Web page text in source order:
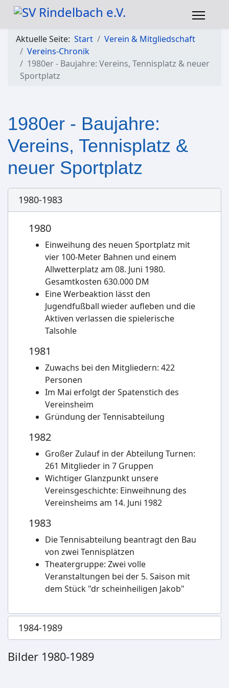
Aktuelle Seite: Start
Verein & Mitgliedschaft
Vereins-Chronik
1980er - Baujahre: Vereins, Tennisplatz & neuer
Sportplatz
1980er - Baujahre:
Vereins, Tennisplatz &
neuer Sportplatz
1980-1983
1980
Einweihung des neuen Sportplatz mit
vier 100-Meter Bahnen und einem
Allwetterplatz am 08. Juni 1980.
Gesamtkosten 630.000 DM
Eine Werbeaktion lässt den
Jugendfußball wieder aufleben und die
Aktiven verlassen die spielerische
Talsohle
1981
Zuwachs bei den Mitgliedern: 422
Personen
Im Mai erfolgt der Spatenstich des
Vereinsheim
Gründung der Tennisabteilung
1982
Großer Zulauf in der Abteilung Turnen:
261 Mitglieder in 7 Gruppen
Wichtiger Glanzpunkt unsere
Vereinsgeschichte: Einweihnung des
Vereinsheims am 14. Juni 1982
1983
Die Tennisabteilung beantragt den Bau
von zwei Tennisplätzen
Theatergruppe: Zwei volle
Veranstaltungen bei der 5. Saison mit
dem Stück "dr scheinheiligen Jakob"
1984-1989
Bilder 1980-1989